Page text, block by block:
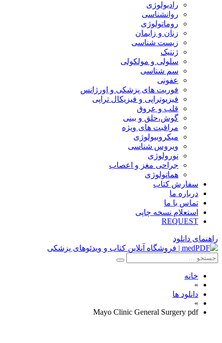
رادیولوژی
روانشناسی
روماتولوژی
زنان و زایمان
زیست شناسی
ژنتیک
سلولی و مولکولی
سم شناسی
عفونی
فوریت های پزشکی و اورژانس
فیزیوتراپی و فیزیکال تراپی
قلب و عروق
گوش،حلق و بینی
مراقبت های ویژه
میکروبیولوژی
ویروس شناسی
نورولوژی
جراحی مغز و اعصاب
هماتولوژی
سفارش کتاب
درباره ما
تماس با ما
استعلام نسخه چاپی
REQUEST
راهنمای دانلود
خانه
»
دانلود ها
»
Mayo Clinic General Surgery pdf